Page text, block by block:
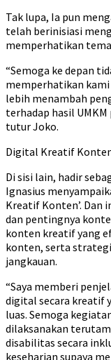
Tak lupa, Ia pun
telah berinisiasi
memperhatikan
“Semoga ke depan
memperhatikan
lebih menambah
terhadap hasil
tutur Joko.
Digital Kreatif
Di sisi lain, hadir
Ignasius
Kreatif Konten’. Dan
dan pentingnya
konten kreatif yang
konten, serta
jangkauan.
“Saya memberi
digital secara kreatif
luas. Semoga
dilaksanakan
disabilitas secara
keseharian supaya